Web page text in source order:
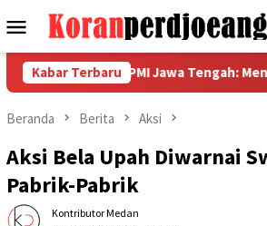
ke
Menu
Mobile
Kabar Terbaru
Metal FSPMI Jawa Tengah: Menjaga
Beranda Berita Aksi
Aksi Bela Upah Diwarnai
Pabrik-Pabrik
Kontributor Medan